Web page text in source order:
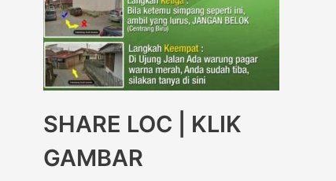
SHARE LOC | KLIK
GAMBAR